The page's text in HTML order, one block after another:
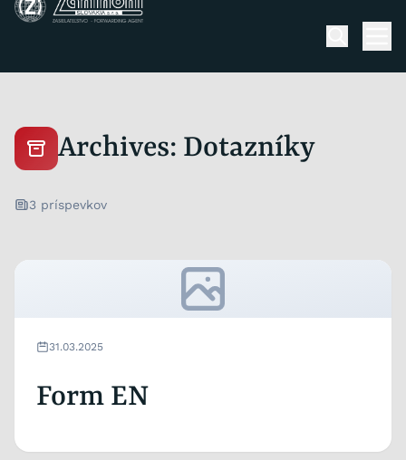
Skip to content
Archives: Dotazníky
3 príspevkov
31.03.2025
Form EN